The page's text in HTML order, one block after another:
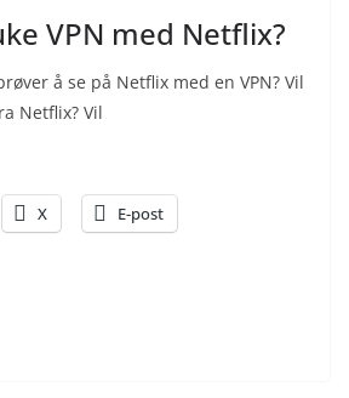
VPN med Netflix?
å se på Netflix med en VPN? Vil
Netflix? Vil
X E-post